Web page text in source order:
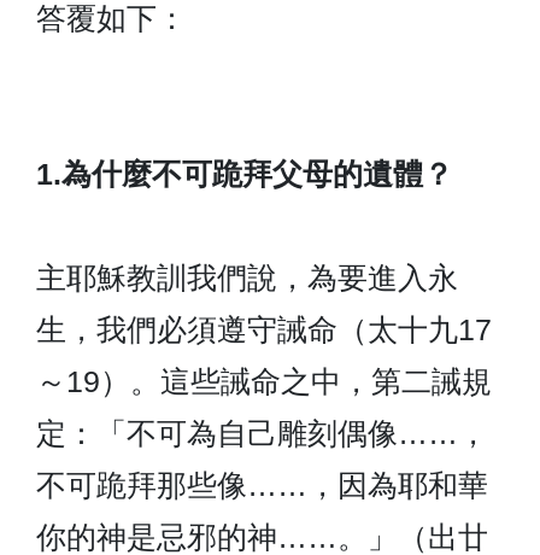
答覆如下：
1.為什麼不可跪拜父母的遺體？
主耶穌教訓我們說，為要進入永
生，我們必須遵守誡命（太十九17
～19）。這些誡命之中，第二誡規
定：「不可為自己雕刻偶像……，
不可跪拜那些像……，因為耶和華
你的神是忌邪的神……。」（出廿